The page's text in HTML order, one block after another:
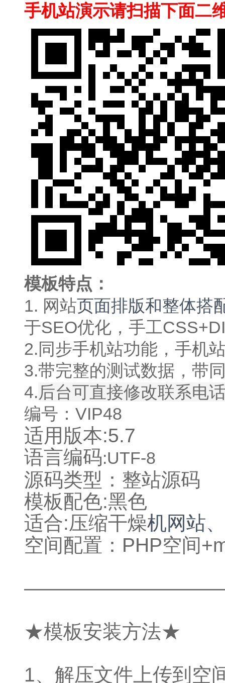
手机站演示请扫描下面二
模板特点：
1. 网站页面排版和整体搭
于SEO优化，手工
2.同步手机站功能，手机
3.带完整的测试数据，带
4.后台可直接修改联系电
编号：VIP48
适用版本:5.7
语言编码:UTF-8
源码类型：整站源码
模板配色:黑色
适合:压缩干燥机网站
空间配置：PHP空间
★模板安装方法★
1、解压文件上传到空